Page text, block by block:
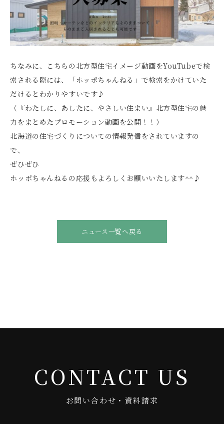
ちなみに、こちらの北方型住宅イメージ動画をYouTubeで検
索される際には、「ホッポちゃんねる」で検索をかけていた
だけるとわかりやすいです♪
（『わたしに、あしたに、やさしい住まい』北方型住宅の魅
力をまとめたプロモーション動画を公開！！）
北海道の住宅づくりについての情報発信をされていますの
で、
ぜひぜひ
ホッポちゃんねるの応援もよろしくお願いいたします^^♪
ニュース一覧へ戻る
CONTACT US
お問い合わせ・資料請求